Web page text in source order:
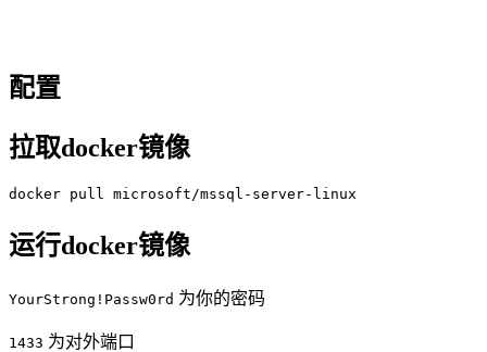
配置
拉取docker镜像
docker pull microsoft/mssql-server-linux
运行docker镜像
YourStrong!Passw0rd 为你的密码
1433 为对外端口